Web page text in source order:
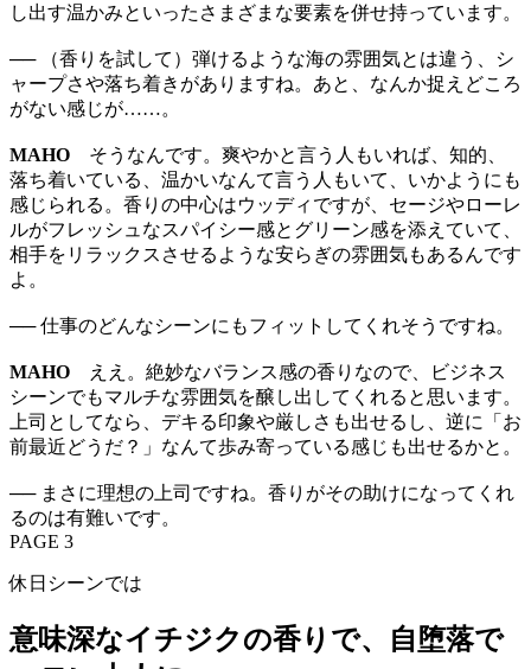
し出す温かみといったさまざまな要素を併せ持っています。
── （香りを試して）弾けるような海の雰囲気とは違う、シ
ャープさや落ち着きがありますね。あと、なんか捉えどころ
がない感じが……。
MAHO そうなんです。爽やかと言う人もいれば、知的、
落ち着いている、温かいなんて言う人もいて、いかようにも
感じられる。香りの中心はウッディですが、セージやローレ
ルがフレッシュなスパイシー感とグリーン感を添えていて、
相手をリラックスさせるような安らぎの雰囲気もあるんです
よ。
── 仕事のどんなシーンにもフィットしてくれそうですね。
MAHO ええ。絶妙なバランス感の香りなので、ビジネス
シーンでもマルチな雰囲気を醸し出してくれると思います。
上司としてなら、デキる印象や厳しさも出せるし、逆に「お
前最近どうだ？」なんて歩み寄っている感じも出せるかと。
── まさに理想の上司ですね。香りがその助けになってくれ
るのは有難いです。
PAGE 3
休日シーンでは
意味深なイチジクの香りで、自堕落で